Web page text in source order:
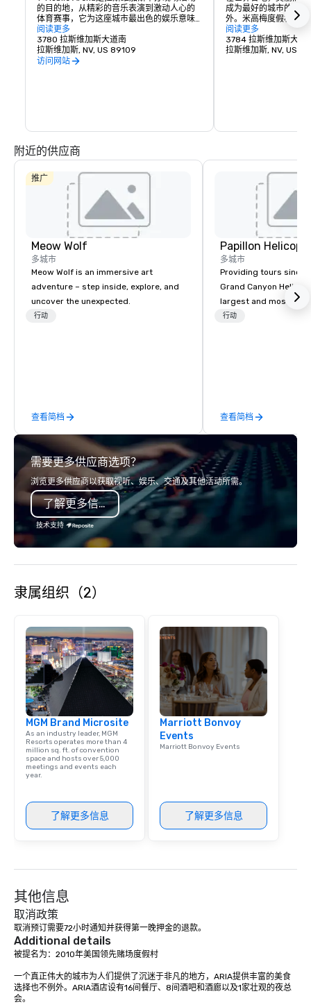
的目的地，从精彩的音乐表演到激动人心的
体育赛事，它为这座城市最出色的娱乐意味
着什么树立了新的标准。拥有 20,000 个座
位的 T-Mobile 竞技场举办激动人心的世界级
赛事，从UFC、拳击、曲棍球、篮球和骑牛
到备受瞩目的颁奖晚会和顶级音乐会，每个
阅读更多
3780 拉斯维加斯大道南
拉斯维加斯, NV, US 89109
访问网站
成为最好的城市的标
外。米高梅度假村在
旁创建了一个充满活
了传统的行人体验。
聚会的地方，还是在
阅读更多
3784 拉斯维加斯大道
拉斯维加斯, NV, US
附近的供应商
推广
Meow Wolf
多城市
Meow Wolf is an immersive art
adventure – step inside, explore, and
uncover the unexpected.
行动
查看简档
多城市
Providing tours since
Grand Canyon
largest and most
operator in the Grand
their wanderlust.
sightseeing excursion
incredible lights of
Strip or soaring
through the Grand
expeditions will
行动
查看简档
需要更多供应商选项？
浏览更多供应商以获取视听、娱乐、交通及其他活动所需。
了解更多信息
技术支持
隶属组织（2）
MGM Brand Microsite
As an industry leader, MGM
Resorts operates more than 4
million sq. ft. of convention
space and hosts over 5,000
meetings and events each
year.
了解更多信息
Marriott Bonvoy
Events
Marriott Bonvoy Events
了解更多信息
其他信息
取消政策
取消预订需要72小时通知并获得第一晚押金的退款。
Additional details
被提名为：2010年美国领先赌场度假村
一个真正伟大的城市为人们提供了沉迷于非凡的地方，ARIA提供丰富的美食
选择也不例外。ARIA酒店设有16间餐厅、8间酒吧和酒廊以及1家壮观的夜总
会。